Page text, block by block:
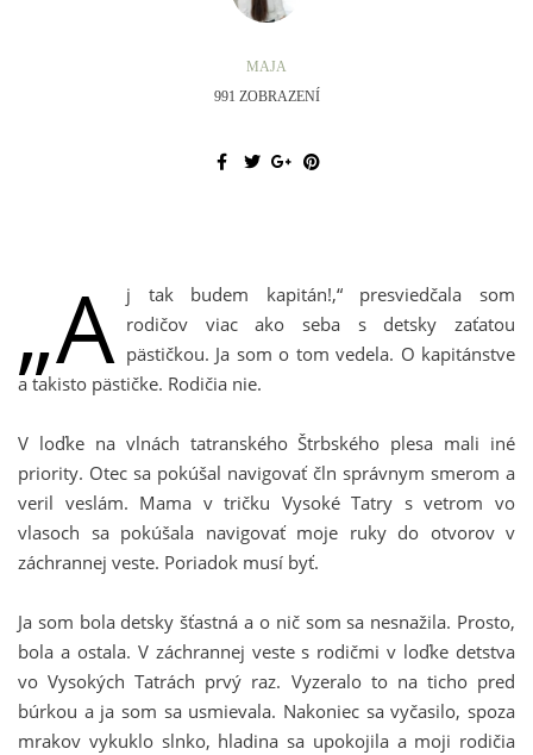
MAJA
991 ZOBRAZENÍ
„A j tak budem kapitán!,“ presviedčala som
rodičov viac ako seba s detsky zaťatou
pästičkou. Ja som o tom vedela. O kapitánstve
a takisto pästičke. Rodičia nie.
V loďke na vlnách tatranského Štrbského plesa mali iné
priority. Otec sa pokúšal navigovať čln správnym smerom a
veril veslám. Mama v tričku Vysoké Tatry s vetrom vo
vlasoch sa pokúšala navigovať moje ruky do otvorov v
záchrannej veste. Poriadok musí byť.
Ja som bola detsky šťastná a o nič som sa nesnažila. Prosto,
bola a ostala. V záchrannej veste s rodičmi v loďke detstva
vo Vysokých Tatrách prvý raz. Vyzeralo to na ticho pred
búrkou a ja som sa usmievala. Nakoniec sa vyčasilo, spoza
mrakov vykuklo slnko, hladina sa upokojila a moji rodičia